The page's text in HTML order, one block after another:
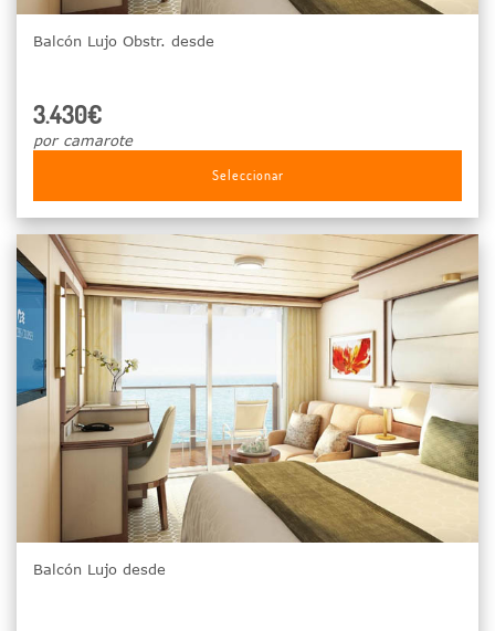
Balcón Lujo Obstr. desde
3.430€
por camarote
Seleccionar
Balcón Lujo desde